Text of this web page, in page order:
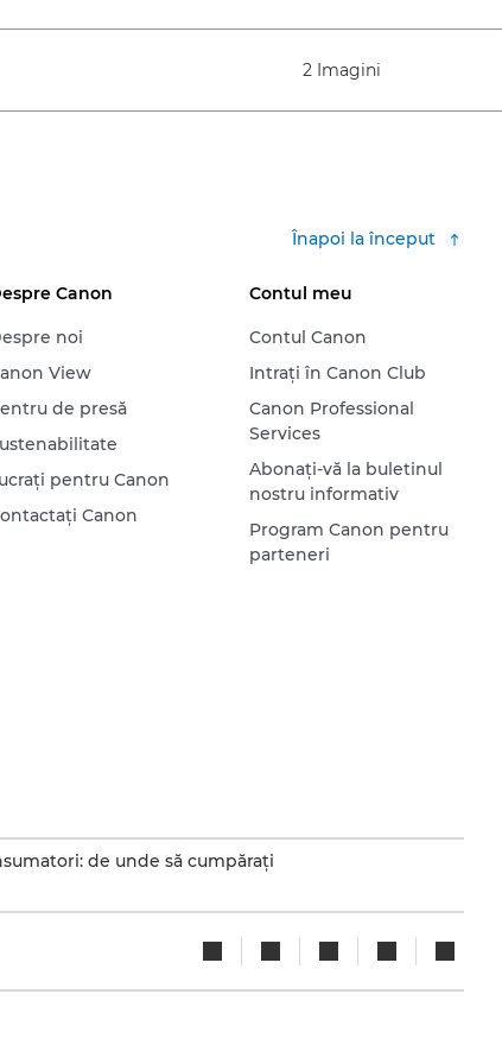
2 Imagini
Înapoi la început
Canon
noi
View
de presă
pentru Canon
Canon
Contul meu
Contul Canon
Intraţi în Canon Club
Canon Professional
Services
Abonaţi-vă la buletinul
nostru informativ
Program Canon pentru
parteneri
de unde să cumpăraţi